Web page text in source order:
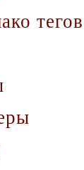
тегов